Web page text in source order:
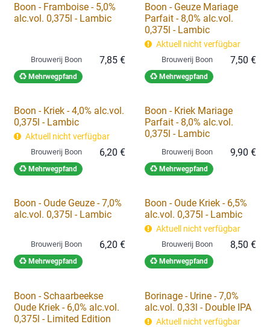
Boon - Framboise - 5,0%
alc.vol. 0,375l - Lambic
Brouwerij Boon 7,85€
Mehrwegpfand
Boon - Geuze Mariage
Parfait - 8,0% alc.vol.
0,375l - Lambic
Aktuell nicht verfügbar
Brouwerij Boon 7,50 €
Mehrwegpfand
Boon - Kriek - 4,0% alc.vol.
0,375l - Lambic
Aktuell nicht verfügbar
Brouwerij Boon 6,20 €
Mehrwegpfand
Boon - Kriek Mariage
Parfait - 8,0% alc.vol.
0,375l - Lambic
Brouwerij Boon 9,90 €
Mehrwegpfand
Boon - Oude Geuze - 7,0%
alc.vol. 0,375l - Lambic
Brouwerij Boon 6,20 €
Mehrwegpfand
Boon - Oude Kriek - 6,5%
alc.vol. 0,375l - Lambic
Aktuell nicht verfügbar
Brouwerij Boon 8,50 €
Mehrwegpfand
Boon - Schaarbeekse
Oude Kriek - 6,0% alc.vol.
0,375l - Limited Edition
Borinage - Urine - 7,0%
alc.vol. 0,33l - Double IPA
Aktuell nicht verfügbar